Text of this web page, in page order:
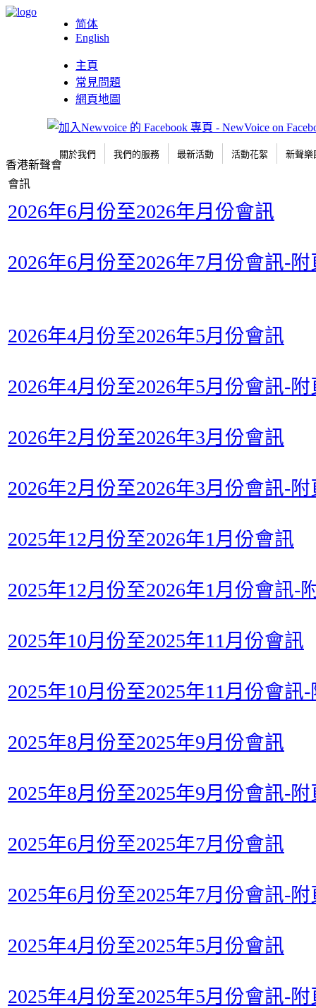
简体
English
主頁
常見問題
網頁地圖
關於我們 我們的服務 最新活動 活動花絮 新聲樂
香港新聲會
會訊
2026年6月份至2026年月份會訊
2026年6月份至2026年7月份會訊-附
2026年4月份至2026年5月份會訊
2026年4月份至2026年5月份會訊-附
2026年2月份至2026年3月份會訊
2026年2月份至2026年3月份會訊-附
2025年12月份至2026年1月份會訊
2025年12月份至2026年1月份會訊-
2025年10月份至2025年11月份會訊
2025年10月份至2025年11月份會訊
2025年8月份至2025年9月份會訊
2025年8月份至2025年9月份會訊-附
2025年6月份至2025年7月份會訊
2025年6月份至2025年7月份會訊-附
2025年4月份至2025年5月份會訊
2025年4月份至2025年5月份會訊-附